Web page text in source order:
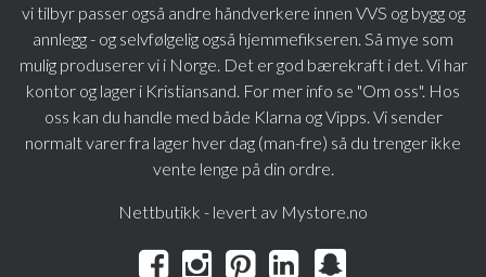
vi tilbyr passer også andre håndverkere innen VVS og bygg og
annlegg - og selvfølgelig også hjemmefikseren. Så mye som
mulig produserer vi i Norge. Det er god bærekraft i det. Vi har
kontor og lager i Kristiansand. For mer info se "Om oss". Hos
oss kan du handle med både Klarna og Vipps. Vi sender
normalt varer fra lager hver dag (man-fre) så du trenger ikke
vente lenge på din ordre.
Nettbutikk - levert av Mystore.no